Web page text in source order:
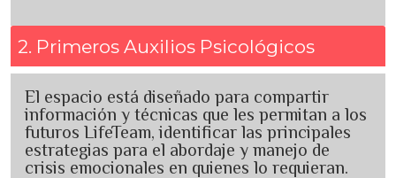
2. Primeros Auxilios Psicológicos
El espacio está diseñado para compartir
información y técnicas que les permitan a los
futuros LifeTeam, identificar las principales
estrategias para el abordaje y manejo de
crisis emocionales en quienes lo requieran.